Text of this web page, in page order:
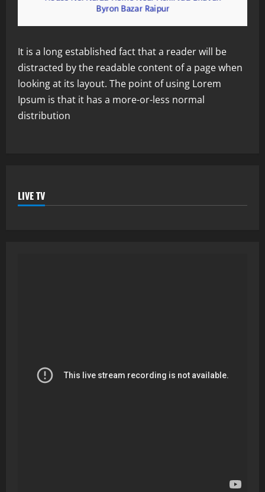
It is a long established fact that a reader will be
distracted by the readable content of a page when
looking at its layout. The point of using Lorem
Ipsum is that it has a more-or-less normal
distribution
LIVE TV